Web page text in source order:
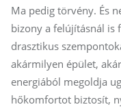
Ma pedig törvény. És
bizony a felújításnál is
drasztikus
akármilyen épület,
energiából megoldja
hőkomfortot biztosít,